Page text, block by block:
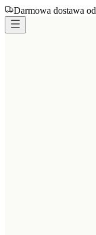
Darmowa dostawa od